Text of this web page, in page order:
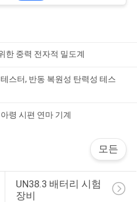
한 중력 전자적 밀도계
스터, 반동 복원성 탄력성 테스
령 시편 연마 기계
모든
UN38.3 배터리 시험
장비